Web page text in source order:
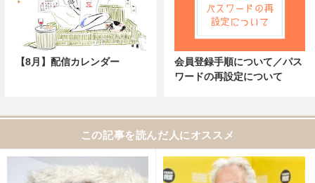
【8月】配信カレンダー
会員登録手順について／パス
ワードの再設定について
この記事を読んだ人にオススメ